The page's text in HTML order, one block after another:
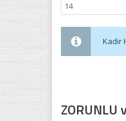
14
Kadir
ZORUNLU